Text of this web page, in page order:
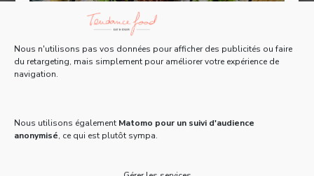
Nous n'utilisons pas vos données pour afficher des publicités ou faire
du retargeting, mais simplement pour améliorer votre expérience de
navigation.
Nous utilisons également Matomo pour un suivi d'audience
anonymisé, ce qui est plutôt sympa.
Tous les 15 jours, recevez une Newsletter gratuite
Email *